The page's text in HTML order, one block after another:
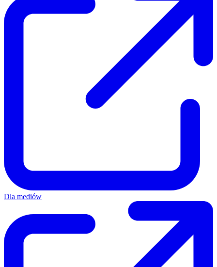
Dla mediów